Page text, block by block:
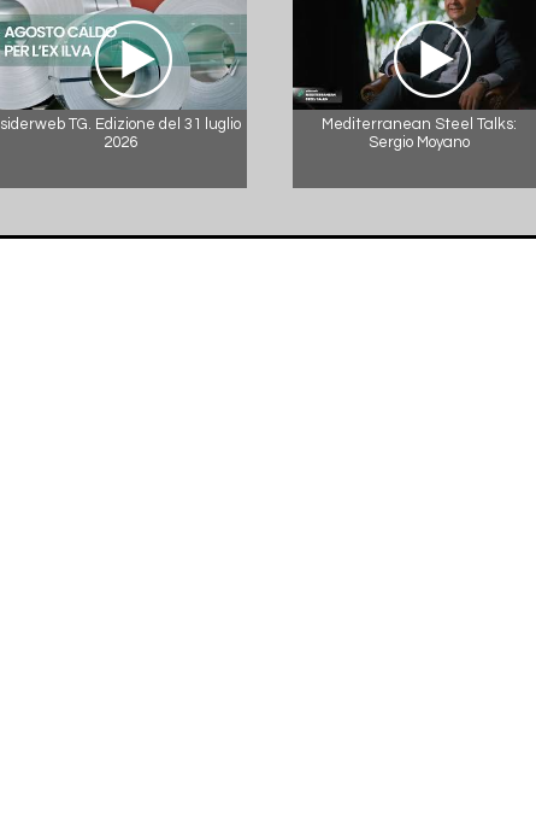
siderweb TG. Edizione del 31 luglio
2026
Mediterranean Steel Talks:
Sergio Moyano